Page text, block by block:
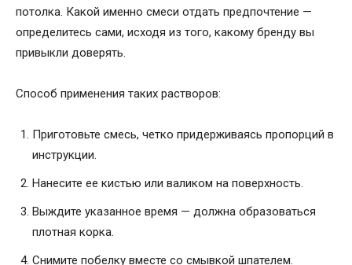
потолка. Какой именно смеси отдать предпочтение —
определитесь сами, исходя из того, какому бренду вы
привыкли доверять.
Способ применения таких растворов:
Приготовьте смесь, четко придерживаясь пропорций в
инструкции.
Нанесите ее кистью или валиком на поверхность.
Выждите указанное время — должна образоваться
плотная корка.
Снимите побелку вместе со смывкой шпателем.